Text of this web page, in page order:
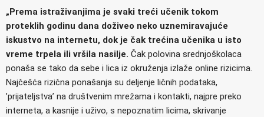
„Prema istraživanjima je svaki treći učenik tokom
proteklih godinu dana doživeo neko uznemiravajuće
iskustvo na internetu, dok je čak trećina učenika u isto
vreme trpela ili vršila nasilje. Čak polovina srednjoškolaca
ponaša se tako da sebe i lica iz okruženja izlaže online rizicima.
Najčešća rizična ponašanja su deljenje ličnih podataka,
’prijateljstva’ na društvenim mrežama i kontakti, najpre preko
interneta, a kasnije i uživo, s nepoznatim licima, skrivanje